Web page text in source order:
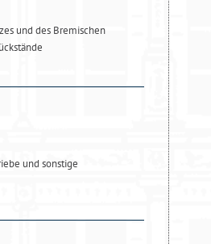
und des Bremischen
und sonstige